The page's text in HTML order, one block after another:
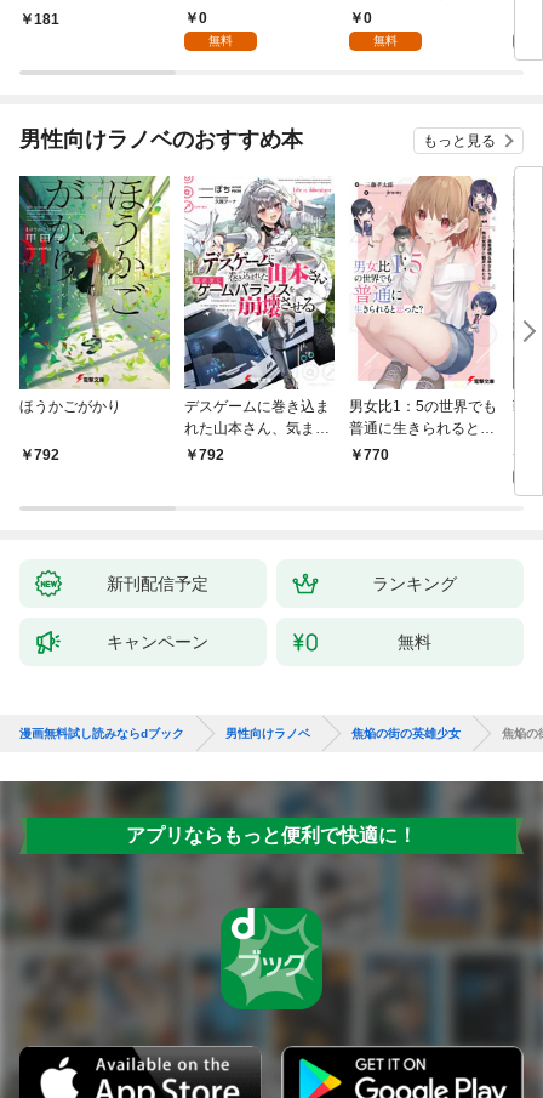
181
パイダーシルクで裁縫
を頑張ります！【分冊
0
無料
国編】【分冊版】 1
0
無料
男性向けラノベのおすすめ本 もっと見る
ほうかごがかり
792
デスゲームに巻き込ま
れた山本さん、気まま
にゲームバランスを崩
792
男女比1：5の世界でも
普通に生きられると思
った？ ～激重感情な
770
戦
活
特
新刊配信予定 ランキング
キャンペーン 無料
漫画無料試し読みならdブック 男性向けラノベ 焦焔の街の英雄少女 焦焔の
アプリならもっと便利で快適に！